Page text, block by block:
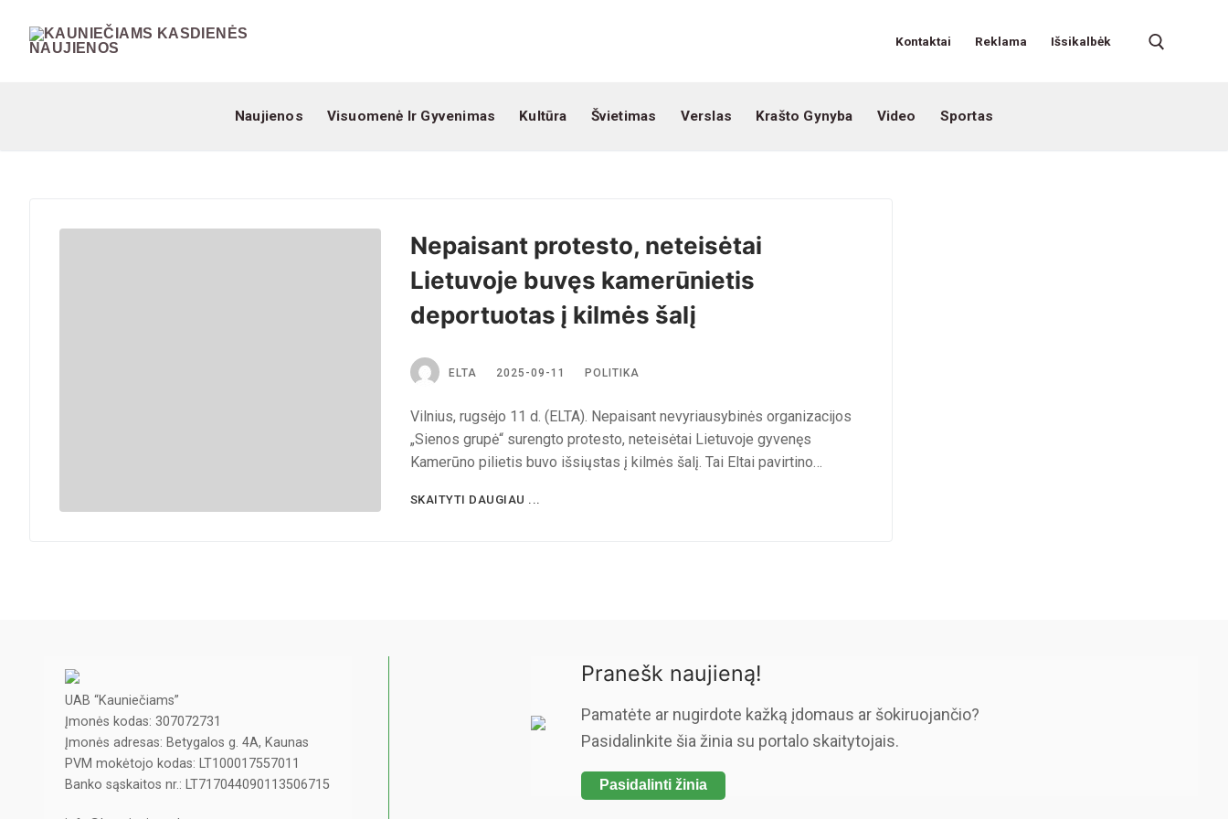
Kontaktai Reklama Išsikalbėk
Naujienos Visuomenė Ir Gyvenimas Kultūra Švietimas Verslas Krašto Gynyba Video Sportas
Nepaisant protesto, neteisėtai
Lietuvoje buvęs kamerūnietis
deportuotas į kilmės šalį
ELTA 2025-09-11 POLITIKA
Vilnius, rugsėjo 11 d. (ELTA). Nepaisant nevyriausybinės organizacijos
„Sienos grupė“ surengto protesto, neteisėtai Lietuvoje gyvenęs
Kamerūno pilietis buvo išsiųstas į kilmės šalį. Tai Eltai pavirtino…
SKAITYTI DAUGIAU ...
UAB “Kauniečiams”
Įmonės kodas: 307072731
Įmonės adresas: Betygalos g. 4A, Kaunas
PVM mokėtojo kodas: LT100017557011
Banko sąskaitos nr.: LT717044090113506715
Pranešk naujieną!
Pamatėte ar nugirdote kažką įdomaus ar šokiruojančio?
Pasidalinkite šia žinia su portalo skaitytojais.
Pasidalinti žinia